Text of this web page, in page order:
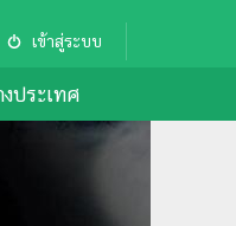
เข้าสู่ระบบ
ประเทศ